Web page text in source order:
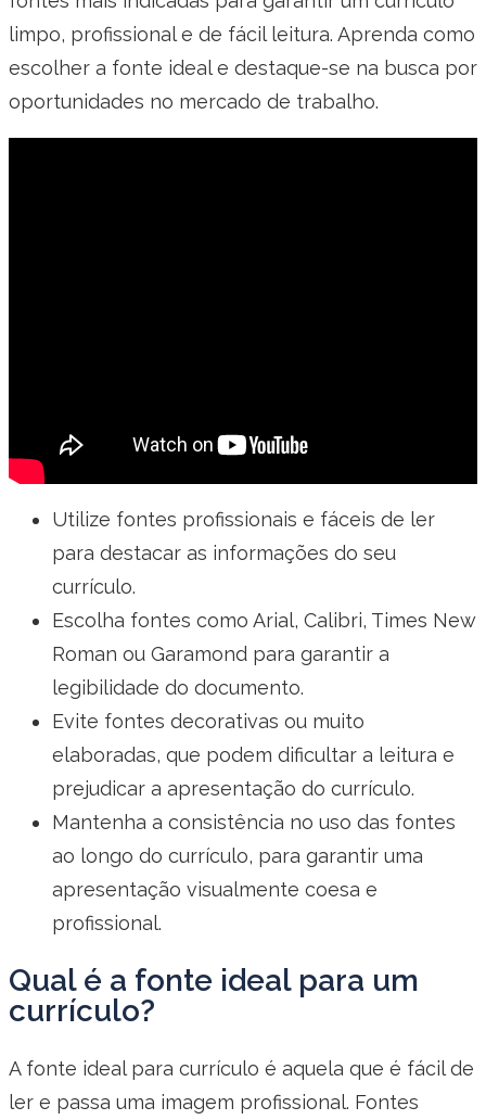
limpo, profissional e de fácil leitura. Aprenda como
escolher a fonte ideal e destaque-se na busca por
oportunidades no mercado de trabalho.
Utilize fontes profissionais e fáceis de ler
para destacar as informações do seu
currículo.
Escolha fontes como Arial, Calibri, Times New
Roman ou Garamond para garantir a
legibilidade do documento.
Evite fontes decorativas ou muito
elaboradas, que podem dificultar a leitura e
prejudicar a apresentação do currículo.
Mantenha a consistência no uso das fontes
ao longo do currículo, para garantir uma
apresentação visualmente coesa e
profissional.
Qual é a fonte ideal para um
currículo?
A fonte ideal para currículo é aquela que é fácil de
ler e passa uma imagem profissional. Fontes